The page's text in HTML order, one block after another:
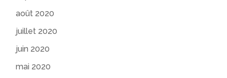
août 2020
juillet 2020
juin 2020
mai 2020